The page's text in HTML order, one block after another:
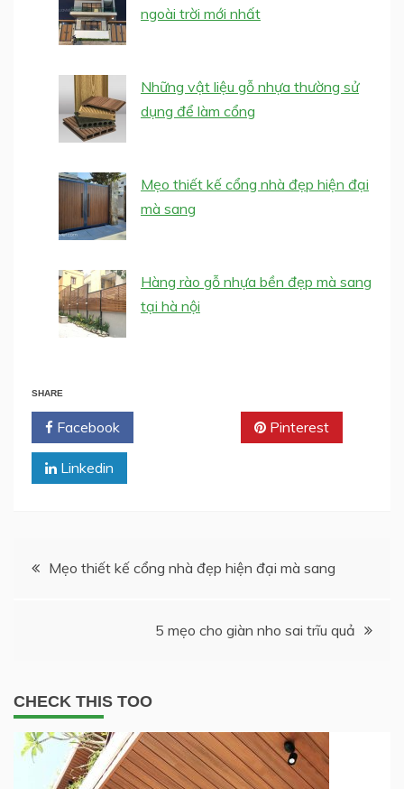
ngoài trời mới nhất
Những vật liệu gỗ nhựa thường sử
dụng để làm cổng
Mẹo thiết kế cổng nhà đẹp hiện đại
mà sang
Hàng rào gỗ nhựa bền đẹp mà sang
tại hà nội
SHARE
Facebook Pinterest
Linkedin
Post
Mẹo thiết kế cổng nhà đẹp hiện đại mà sang
5 mẹo cho giàn nho sai trĩu quả
CHECK THIS TOO